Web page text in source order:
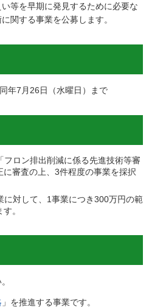
等を早期に発見するために必要な
関する事業を公募します。
年7月26日（水曜日）まで
フロン排出削減に係る先進技術等審
審査の上、3件程度の事業を採択
に対して、1事業につき300万円の範
。
」を推進する事業です。